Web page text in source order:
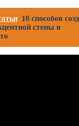
10 способов
стены в